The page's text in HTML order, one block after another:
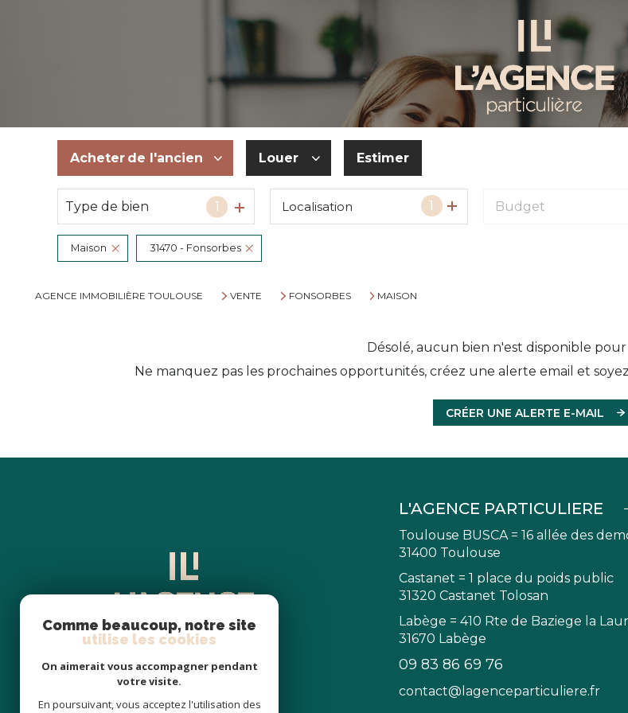
Acheter de l'ancien
De l'ancien
Du neuf
De l'immo pro
Louer
à l'année
Estimer
Type de bien 1 1
Localisation Budget
Maison 31470 - Fonsorbes
AGENCE IMMOBILIÈRE TOULOUSE VENTE FONSORBES MAISON
Désolé, aucun bien n'est disponible
Ne manquez pas les prochaines opportunités, créez une alerte email et
CRÉER UNE ALERTE E-MAIL
L'AGENCE PARTICULIERE
Toulouse BUSCA = 16 allée des
31400 Toulouse
Castanet = 1 place du poids public
31320 Castanet Tolosan
Labège = 410 Rte de Baziege la
31670 Labège
09 83 86 69 76
contact@lagenceparticuliere.fr
Comme beaucoup, notre site
utilise les cookies
On aimerait vous accompagner pendant
votre visite.
En poursuivant, vous acceptez l'utilisation des